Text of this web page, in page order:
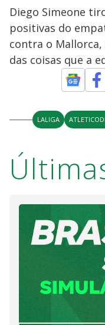
Diego Simeone
positivas do
contra o
das coisas que a
LALIGA